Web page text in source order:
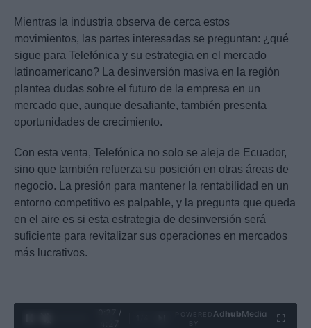
Mientras la industria observa de cerca estos
movimientos, las partes interesadas se preguntan: ¿qué
sigue para Telefónica y su estrategia en el mercado
latinoamericano? La desinversión masiva en la región
plantea dudas sobre el futuro de la empresa en un
mercado que, aunque desafiante, también presenta
oportunidades de crecimiento.
Con esta venta, Telefónica no solo se aleja de Ecuador,
sino que también refuerza su posición en otras áreas de
negocio. La presión para mantener la rentabilidad en un
entorno competitivo es palpable, y la pregunta que queda
en el aire es si esta estrategia de desinversión será
suficiente para revitalizar sus operaciones en mercados
más lucrativos.
0:29 /
Ad hubMedia